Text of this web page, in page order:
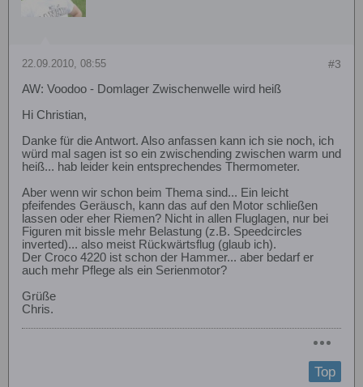
#3
22.09.2010, 08:55
AW: Voodoo - Domlager Zwischenwelle wird heiß
Hi Christian,
Danke für die Antwort. Also anfassen kann ich sie noch, ich
würd mal sagen ist so ein zwischending zwischen warm und
heiß... hab leider kein entsprechendes Thermometer.
Aber wenn wir schon beim Thema sind... Ein leicht
pfeifendes Geräusch, kann das auf den Motor schließen
lassen oder eher Riemen? Nicht in allen Fluglagen, nur bei
Figuren mit bissle mehr Belastung (z.B. Speedcircles
inverted)... also meist Rückwärtsflug (glaub ich).
Der Croco 4220 ist schon der Hammer... aber bedarf er
auch mehr Pflege als ein Serienmotor?
Grüße
Chris.
Top